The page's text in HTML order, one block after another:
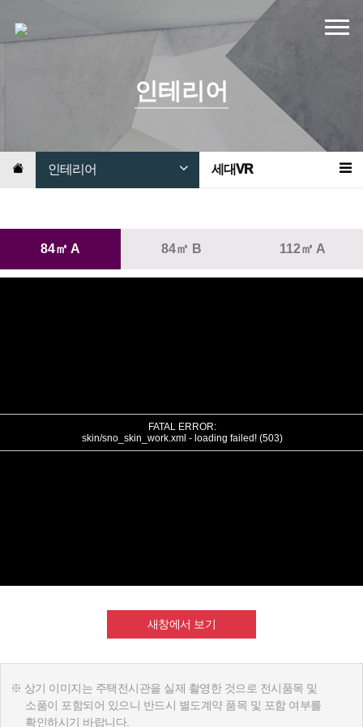
인테리어
인테리어 세대VR
84㎡ A 84㎡ B 112㎡ A
새창에서 보기
상기 이미지는 주택전시관을 실제 촬영한 것으로 전시품목 및
소품이 포함되어 있으니 반드시 별도계약 품목 및 포함 여부를
확인하시기 바랍니다.